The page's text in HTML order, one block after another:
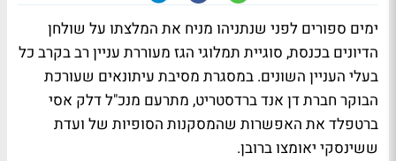
ימים ספורים לפני שנתניהו מניח את המלצתו על שולחן
הדיונים בכנסת, סוגיית תמלוגי הגז מעוררת עניין רב בקרב כל
בעלי העניין השונים. במסגרת מסיבת עיתונאים שעורכת
הבוקר חברת דן אנד ברדסטריט, מתרעם מנכ"ל דלק אסי
ברטפלד את האפשרות שהמסקנות הסופיות של ועדת
ששינסקי יאומצו ברובן.